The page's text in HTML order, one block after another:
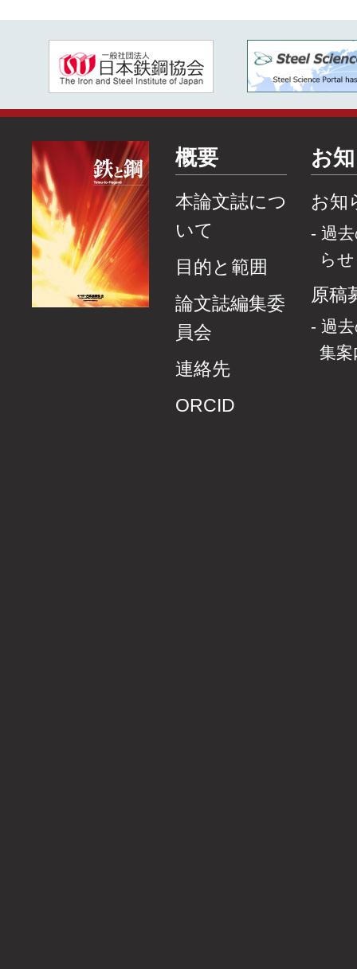
2023.10.02
論文誌特集号の別立て発行と通常号冊子版の二号合併印刷
2023.06.30 お知らせ
工程および投稿手続きの見直しについて
2023.05.23 お知らせ
日本鉄鋼協会 論文誌投稿時の宣言書デジタル化のお知らせ
概要
本論文誌につ
いて
目的と範囲
論文誌編集委
員会
連絡先
ORCID
お
お知
過
らせ
原稿
過
集案